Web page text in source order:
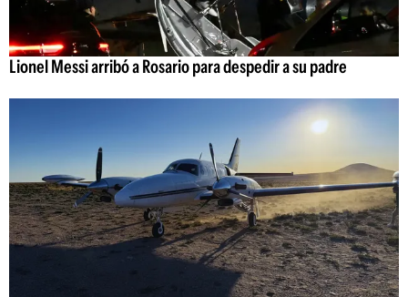
Lionel Messi arribó a Rosario para despedir a su padre